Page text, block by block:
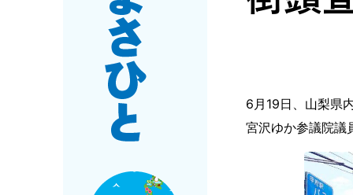
6月19日、山梨県
宮沢ゆか参議院議